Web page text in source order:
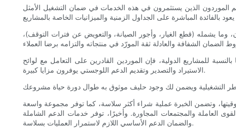
الذين يستثمرون في هذه الخدمات في ضمان التشغيل الأمثل
يشمله (قطع الغيار، وأجور الصيانة، والتعويض عن فترات التوقف)،
للمشاريع الدولية، فإن الموردين القادرين على التعامل مع لوائح
الاستيراد والتصدير وتقديم الدعم اللوجستي يوفرون مزايا كبيرة.
وتضمن الخبرة عملية شراء أكثر سلاسة، كما توفر مجموعة واسعة
العاملة والمجتمعات المجاورة. وأخيرًا، توفر خدمات الدعم الشاملة
والضمان الدعم الأساسي اللازم لاستمرار العمليات بسلاسة.